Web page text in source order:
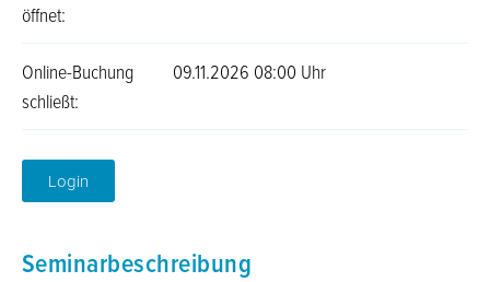
öffnet:
Online-Buchung
schließt:
09.11.2026 08:00 Uhr
Login
Seminarbeschreibung